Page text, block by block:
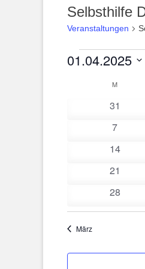
Selbsthilfe
Veranstaltungen
01.04.2025
Kalender
M
0
31
0
7
0
14
0
21
0
28
März